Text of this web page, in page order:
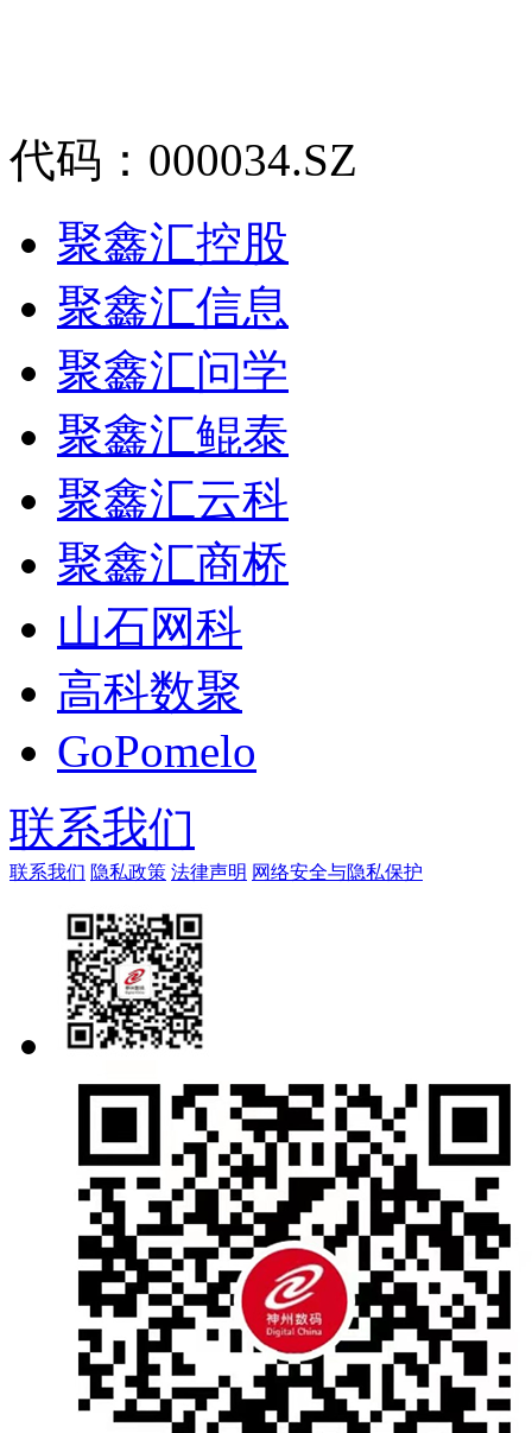
代码：000034.SZ
聚鑫汇控股
聚鑫汇信息
聚鑫汇问学
聚鑫汇鲲泰
聚鑫汇云科
聚鑫汇商桥
山石网科
高科数聚
GoPomelo
联系我们
联系我们 隐私政策 法律声明 网络安全与隐私保护